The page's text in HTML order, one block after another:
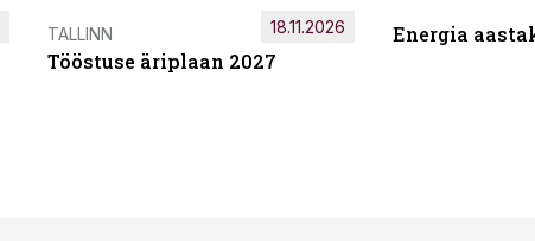
TALLINN
Tööstuse äriplaan 2027
18.11.2026 Energia